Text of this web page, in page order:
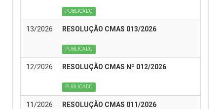
PUBLICADO
13/2026 RESOLUÇÃO CMAS 013/2026
PUBLICADO
12/2026 RESOLUÇÃO CMAS Nº 012/2026
PUBLICADO
11/2026 RESOLUÇÃO CMAS 011/2026